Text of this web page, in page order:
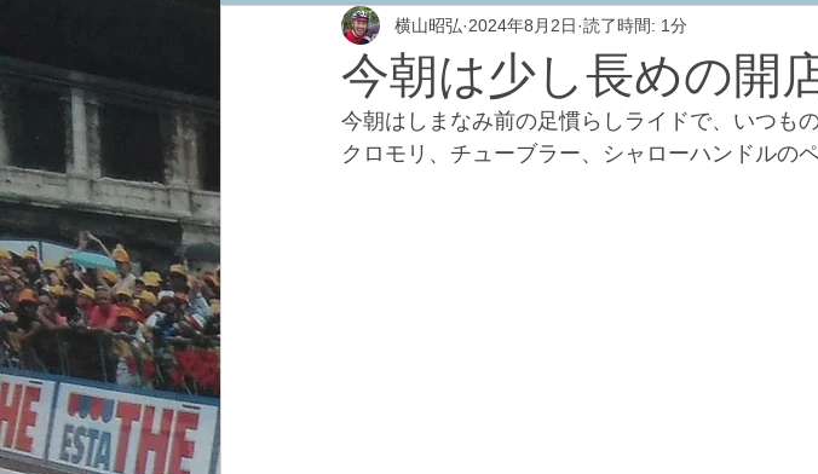
今朝は少し長めの開
横山昭弘 2024年8月2日 読了時間: 1分
今朝はしまなみ前の足慣らしライドで、いつも
クロモリ、チューブラー、シャローハンドルの